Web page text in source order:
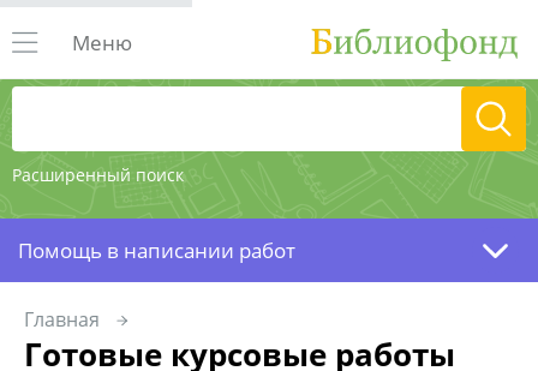
Расширенный поиск
Меню
Помощь в написании работ
Главная
Готовые курсовые работы